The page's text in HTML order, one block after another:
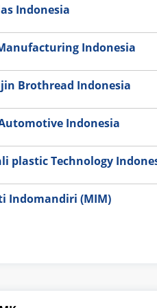
Indonesia
Indonesia
Brothread Indonesia
Automotive Indonesia
plastic Technology
Indomandiri (MIM)